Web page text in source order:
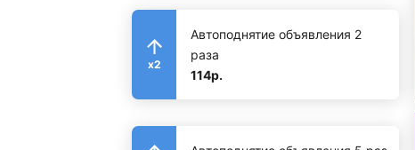
x2
Автоподнятие объявления 2
раза
114р.